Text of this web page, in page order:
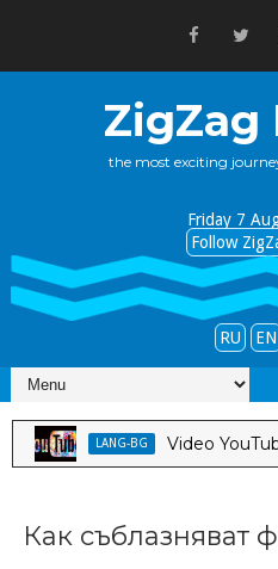
ZigZag
the most exciting
Friday 7
Follow
RU EN
LANG-BG Video YouTube
Как съблазняват